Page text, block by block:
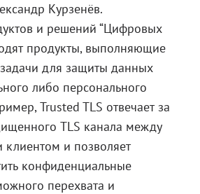
Курзенёв.
и решений “Цифровых
продукты, выполняющие
для защиты данных
либо персонального
Trusted TLS отвечает за
TLS канала между
клиентом и позволяет
конфиденциальные
перехвата и